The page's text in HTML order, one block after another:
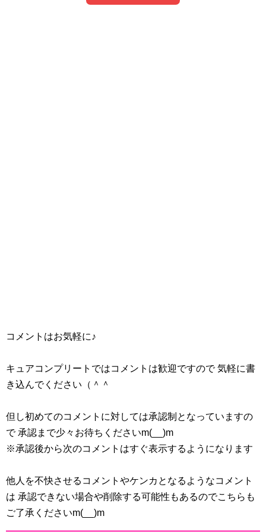
呼び声が高いとか(;´∀｀)
13歳で№１とか…最近は将棋の藤井くんも連勝で話題にな
りましたが、プリキュアの世界も現実世界もとんでもない
いちかちゃんは土下座して弟子入りを懇願していました
が、どうなることやら(^^;
キラキラ☆プリキュアアラモード第19話感想ネタバレ キラ
星シエル登場！妖精キラリンの姿も
関連記事
コメントはお気軽に♪
キュアコンプリートではコメントは歓迎ですので 気軽に書
き込んでください（＾＾
但し初めてのコメントに対しては承認制となっていますの
で 承認まで少々お待ちくださいm(__)m
※承認後から次のコメントはすぐ表示するようになります
他人を不快させるコメントやケンカとなるようなコメント
は 承認できない場合や削除する可能性もあるのでこちらも
ご了承くださいm(__)m